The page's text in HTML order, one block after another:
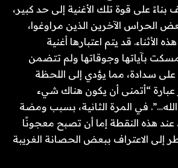
بناءً على قوة تلك الأغنية إلى حد كبير،
الحراس الآخرين الذين مراوغوا،
الأثناء. قد يتم اعتبارها أغنية
بآياتها وجوقاتها ولم تتضمن
سدادة، مما يؤدي إلى اللحظة
عبارة “أتمنى أن يكون هناك شيء
الله…”. في المرة الثانية، بسبب ومضة
هذه النقطة إما أن تصبح معجونًا
إلى الاعتراف ببعض الحصانة الغريبة